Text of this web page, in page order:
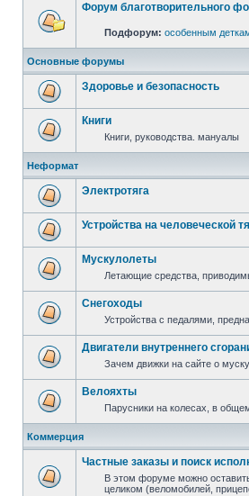
Форум благотворительного
Подфорум: особенным
Основные форумы
Здоровье и безопасность
Книги
Книги, руководства. мануалы
Неформат
Электротяга
Устройства на человеческой
Мускулолеты
Летающие средства,
Снегоходы
Устройства с педалями,
Двигатели внутреннего
Зачем движки на сайте о
Велояхты
Парусники на колесах, в
Коммерция
Частные заказы и поиск
В этом форуме можно
целиком (веломобилей,